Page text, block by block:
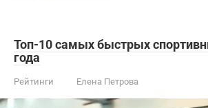
Топ-10 самых быстрых
года
Рейтинги Елена Петрова